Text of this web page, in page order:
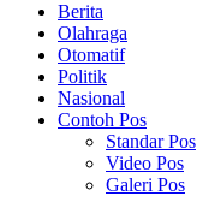
Berita
Olahraga
Otomatif
Politik
Nasional
Contoh Pos
Standar Pos
Video Pos
Galeri Pos